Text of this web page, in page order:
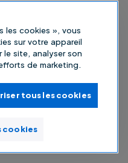
les cookies », vous
sur votre appareil
le site, analyser son
de marketing.
tous les cookies
cookies